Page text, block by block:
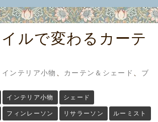
i
g
t
ルで変わるカーテ
インテリア小物 カーテン＆シェード
ブ
インテリア小物 シェード
フィンレーソン リサラーソン ルーミスト